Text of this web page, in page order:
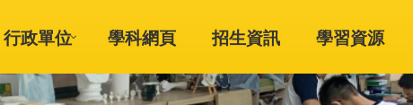
行政單位 學科網頁 招生資訊 學習資源